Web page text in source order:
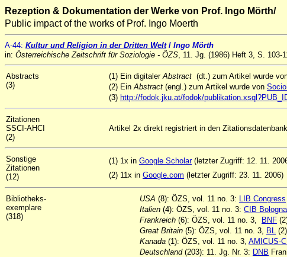
Rezeption & Dokumentation der Werke von Prof. Ingo Mörth/
Public impact of the works of Prof. Ingo Moerth
A-44: Kultur und Religion in der Dritten Welt/ Ingo Mörth
in: Österreichische Zeitschrift für Soziologie - ÖZS, 11. Jg. (1986) Heft 3, S. 103-
Abstracts
(3)
(1) Ein digitalerAbstract (dt.) zum Artikel wurde
(2) EinAbstract (engl.) zum Artikel wurde von
(3) http://fodok.jku.at/fodok/
Zitationen
SSCI-AHCI
(2)
Artikel 2x direkt registriert in den
Sonstige
Zitationen
(12)
(1) 1x in Google Scholar(letzter Zugriff: 12. 11.
(2) 11x in Google.com (letzter Zugriff: 23. 11. 2006)
Bibliotheks-
exemplare
(318)
USA (8): ÖZS, vol. 11 no. 3: LIB Congress
Italien (4): ÖZS, vol. 11 no. 3: CIB Bologna
Frankreich (6): ÖZS, vol. 11 no. 3, BNF
Great Britain (5): ÖZS, vol. 11 no. 3, BL
Kanada (1): ÖZS, vol. 11 no. 3, AMICUS-
Deutschland (203): 11. Jg. Nr. 3: DNB